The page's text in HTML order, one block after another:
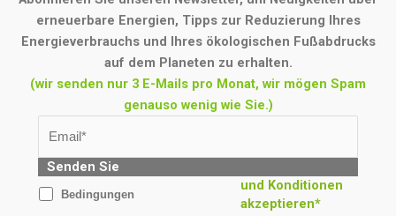
erneuerbare Energien, Tipps zur Reduzierung Ihres
Energieverbrauchs und Ihres ökologischen Fußabdrucks
auf dem Planeten zu erhalten.
(wir senden nur 3 E-Mails pro Monat, wir mögen Spam
genauso wenig wie Sie.)
Senden Sie
Bedingungen
und Konditionen
akzeptieren*